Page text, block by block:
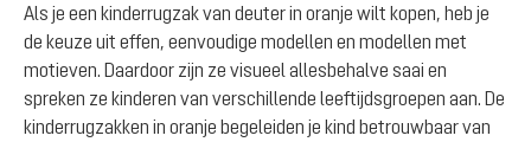
Als je een kinderrugzak van deuter in oranje wilt kopen, heb je
de keuze uit effen, eenvoudige modellen en modellen met
motieven. Daardoor zijn ze visueel allesbehalve saai en
spreken ze kinderen van verschillende leeftijdsgroepen aan. De
kinderrugzakken in oranje begeleiden je kind betrouwbaar van